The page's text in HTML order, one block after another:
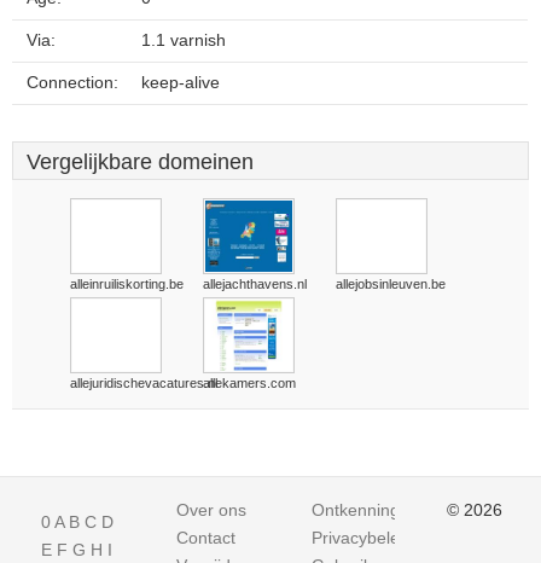
Via: 1.1 varnish
Connection: keep-alive
Vergelijkbare domeinen
alleinruiliskorting.be allejachthavens.nl allejobsinleuven.be
allejuridischevacatures.nlallekamers.com
0A B C D
E F G H I
Over ons
Contact
Ontkenning
Privacybeleid
© 2026